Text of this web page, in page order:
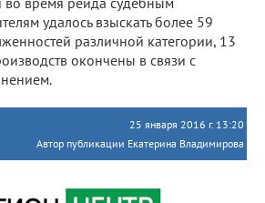
удалось взыскать более 59
различной категории, 13
окончены в связи с
25 января 2016 г. 13:20
Автор публикации Екатерина Владимирова